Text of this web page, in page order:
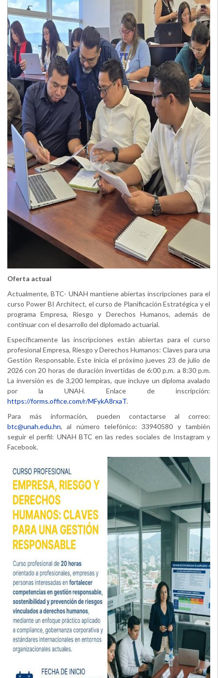
Oferta actual
Actualmente, BTC- UNAH mantiene abiertas inscripciones para el
curso Power BI Architect, el curso de Planificación Estratégica y el
programa Empresa, Riesgo y Derechos Humanos, además de
continuar con el desarrollo del diplomado actuarial.
Específicamente las inscripciones están abiertas para el curso
profesional Empresa, Riesgo y Derechos Humanos: Claves para una
Gestión Responsable. Este inicia el próximo jueves 23 de julio de
2026 con 20 horas de duración invertidas de 6:00 p.m. a 8:30 p.m.
La inversión es de 3,200 lempiras, que incluye un diploma avalado
por la UNAH. Enlace de inscripción:
https://forms.office.com/r/MFykA8rxaT.
Para más información, pueden contactarse al correo:
btc@unah.edu.hn, al número telefónico: 33940580 y también
seguir el perfil: UNAH BTC en las redes sociales de Instagram y
Facebook.